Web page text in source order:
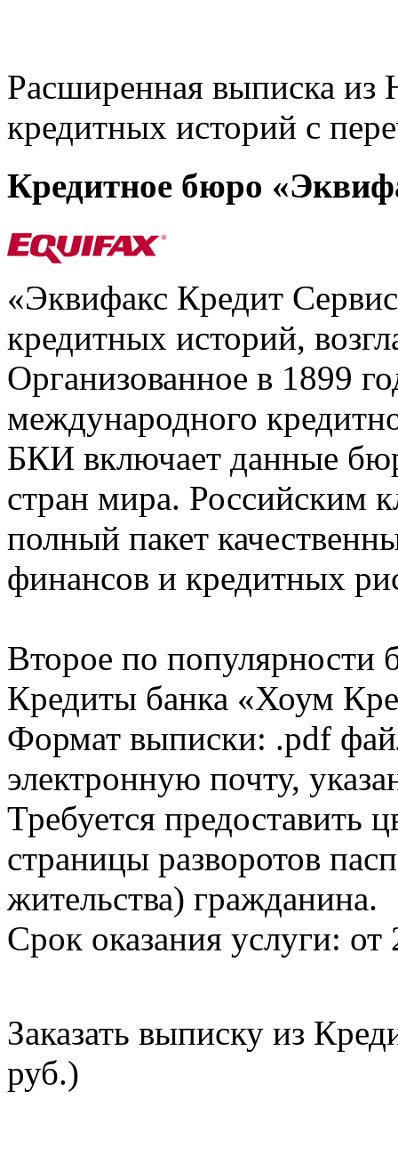
Расширенная выписка из
кредитных историй с
Кредитное бюро
«Эквифакс Кредит
кредитных историй,
Организованное в 1899
международного
БКИ включает данные
стран мира. Российским
полный пакет
финансов и кредитных
Второе по популярности
Кредиты банка «Хоум
Формат выписки: .pdf
электронную почту,
Требуется предоставить
страницы разворотов
жительства) гражданина.
Срок оказания услуги: от
Заказать выписку из
руб.)